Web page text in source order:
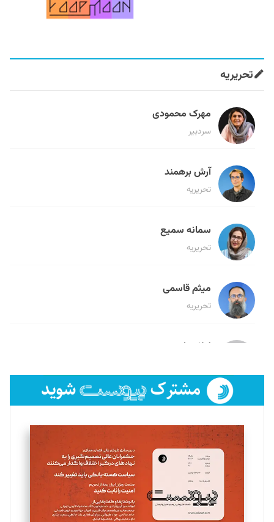
تحریریه
مهرک محمودی
سردبیر
آرش برهمند
تحریریه
سمانه سمیع
تحریریه
میثم قاسمی
تحریریه
لیلا حنارود
فائزه فتحی رستمی
تحریریه
سروش کرمیان
تحریریه